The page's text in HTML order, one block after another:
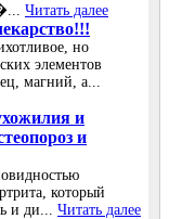
Читать далее
но
элементов
магний, а...
и
и
который
и ди... Читать далее